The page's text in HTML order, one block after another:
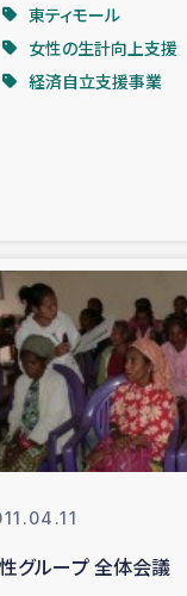
援
援
東ティモール
女性の生計向上支援
経済自立支援事業
グループ 全体会議